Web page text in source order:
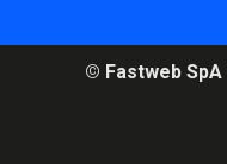
© Fastweb SpA